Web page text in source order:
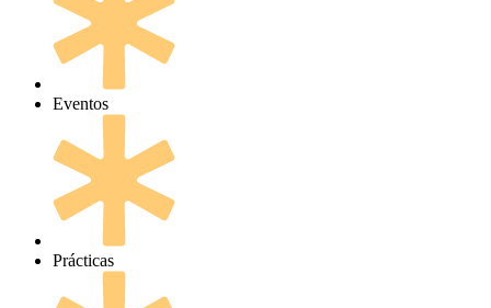
Eventos
Prácticas